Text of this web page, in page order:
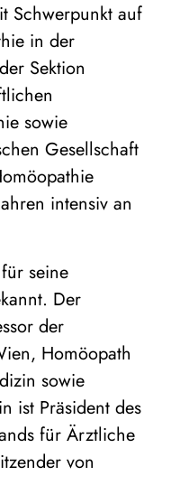
Schwerpunkt auf
in der
Sektion
sowie
Gesellschaft
intensiv an
seine
Der
der
Homöopath
sowie
ist Präsident des
für Ärztliche
von